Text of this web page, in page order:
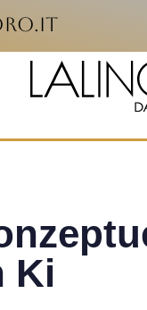
Ki